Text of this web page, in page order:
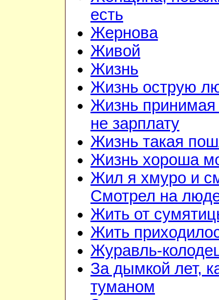
есть
Жернова
Живой
Жизнь
Жизнь острую
Жизнь
не зарплату
Жизнь такая
Жизнь хороша
Жил я хмуро и
Смотрел на
Жить от
Жить
Журавль-
За дымкой лет,
туманом